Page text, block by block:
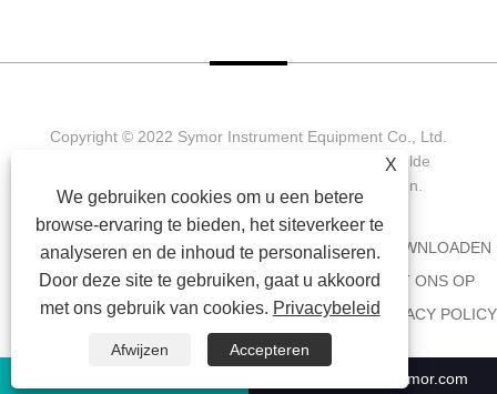
Copyright © 2022 Symor Instrument Equipment Co., Ltd.
Milieutestkamer, elektronische droogkast, versnelde
verweringstestkamer. Alle rechten voorbehouden.
HUIS OVER ONS PRODUCTEN NIEUWS
DOWNLOADEN
AANVRAAG VERZENDEN
NEEM CONTACT MET ONS OP
KOPPELINGEN
SITEMAP RSS XML PRIVACY POLICY
X
We gebruiken cookies om u een betere
browse-ervaring te bieden, het siteverkeer te
analyseren en de inhoud te personaliseren.
Door deze site te gebruiken, gaat u akkoord
met ons gebruik van cookies. Privacybeleid
Afwijzen
Accepteren
sales@climatestsymor.com